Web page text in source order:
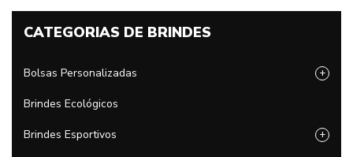
CATEGORIAS DE BRINDES
Bolsas Personalizadas +
Brindes Ecológicos
Brindes Esportivos +